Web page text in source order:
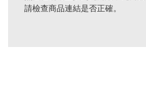
請檢查商品連結是否正確。